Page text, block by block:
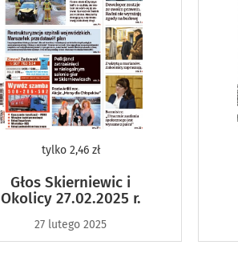
tylko2,46 zł
Głos Skierniewic i
Okolicy 27.02.2025 r.
27 lutego 2025